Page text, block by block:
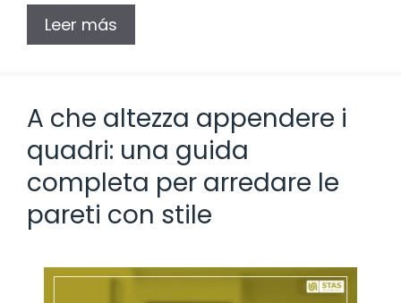
Leer más
A che altezza appendere i
quadri: una guida
completa per arredare le
pareti con stile